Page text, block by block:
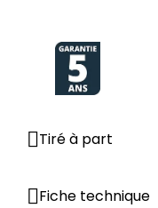
Tiré à part
Fiche technique